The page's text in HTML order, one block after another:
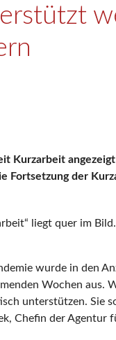
Kurzarbeit
Fortsetzung der
liegt quer im
wurde in den
Wochen
unterstützen. Sie
Chefin der Agentur